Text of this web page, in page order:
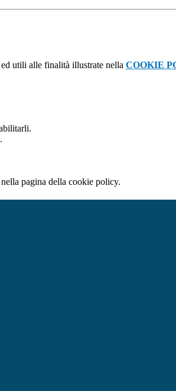
utili alle finalità illustrate nella COOKIE
.
pagina della cookie policy.